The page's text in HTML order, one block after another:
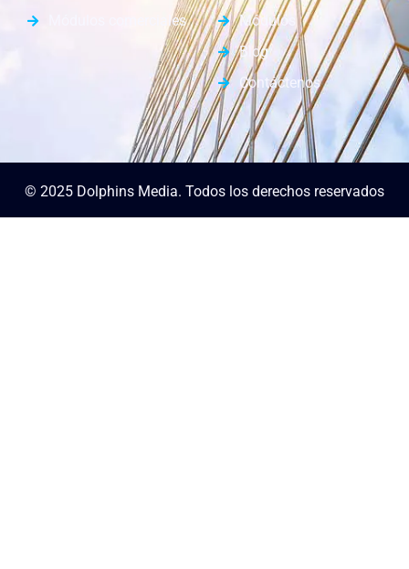
Módulos comerciales
Módulos
Blog
Contáctenos
© 2025 Dolphins Media. Todos los derechos reservados